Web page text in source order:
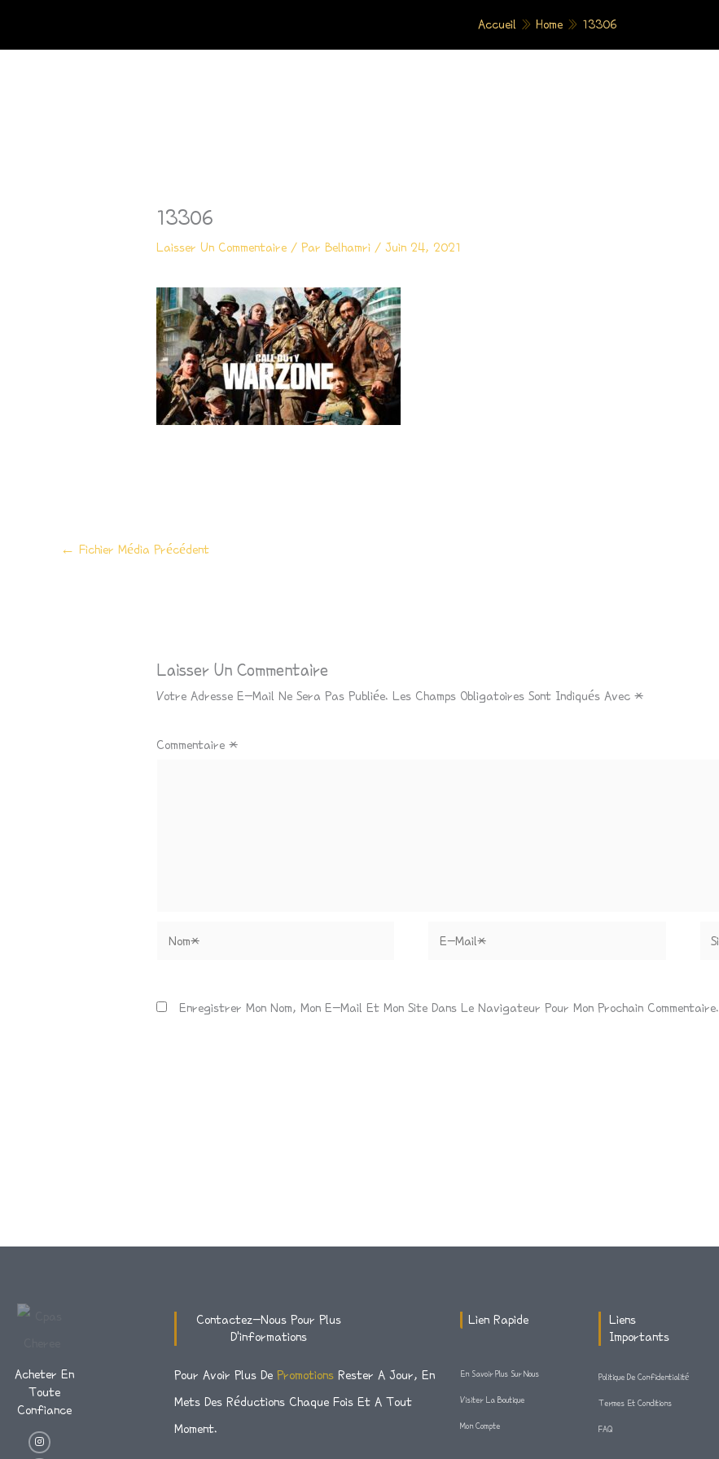
Accueil » Home » 13306
13306
Laisser Un Commentaire / ParBelhamri /Juin 24, 2021
← Fichier Média Précédent
Laisser Un Commentaire
Votre Adresse E-Mail Ne Sera Pas Publiée. Les Champs Obligatoires Sont Indiqués Avec*
Commentaire*
Nom*
E-
Site
Enregistrer Mon Nom, Mon E-Mail Et Mon Site Dans Le Navigateur Pour Mon Prochain Commentaire.
Acheter En
Toute
Confiance
I
N
S
T
W
I
F
A
C
Contactez-Nous Pour Plus
D'informations
Pour Avoir Plus DePromotionsRester A Jour, En
Mets Des Réductions Chaque Fois Et A Tout
Moment.
Lien Rapide
En Savoir Plus Sur Nous
Visiter La Boutique
Mon Compte
Liens
Importants
Politique De Confidentialité
Termes Et Conditions
FAQ